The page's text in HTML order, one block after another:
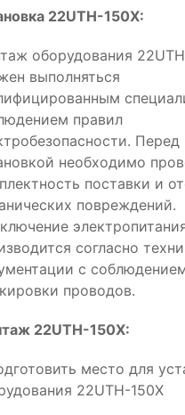
22UTH-150X:
оборудования
выполняться
правил
Перед
необходимо
поставки и
повреждений.
согласно
с
проводов.
22UTH-150X:
место для
22UTH-150X